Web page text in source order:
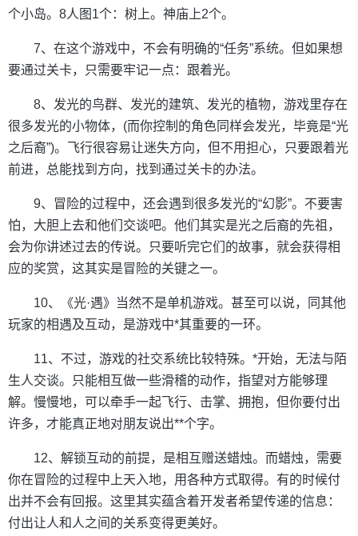
个小岛。8人图1个：树上。神庙上2个。
7、在这个游戏中，不会有明确的“任务”系统。但如果想
要通过关卡，只需要牢记一点：跟着光。
8、发光的鸟群、发光的建筑、发光的植物，游戏里存在
很多发光的小物体，(而你控制的角色同样会发光，毕竟是“光
之后裔”)。飞行很容易让迷失方向，但不用担心，只要跟着光
前进，总能找到方向，找到通过关卡的办法。
9、冒险的过程中，还会遇到很多发光的“幻影”。不要害
怕，大胆上去和他们交谈吧。他们其实是光之后裔的先祖，
会为你讲述过去的传说。只要听完它们的故事，就会获得相
应的奖赏，这其实是冒险的关键之一。
10、《光·遇》当然不是单机游戏。甚至可以说，同其他
玩家的相遇及互动，是游戏中*其重要的一环。
11、不过，游戏的社交系统比较特殊。*开始，无法与陌
生人交谈。只能相互做一些滑稽的动作，指望对方能够理
解。慢慢地，可以牵手一起飞行、击掌、拥抱，但你要付出
许多，才能真正地对朋友说出**个字。
12、解锁互动的前提，是相互赠送蜡烛。而蜡烛，需要
你在冒险的过程中上天入地，用各种方式取得。有的时候付
出并不会有回报。这里其实蕴含着开发者希望传递的信息：
付出让人和人之间的关系变得更美好。